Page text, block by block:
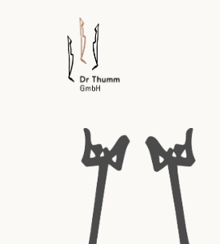
Menschen
brainsnacks
mind² Methode